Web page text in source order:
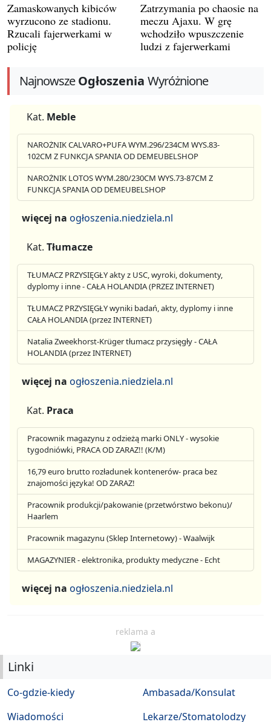
Zamaskowanych kibiców
wyrzucono ze stadionu.
Rzucali fajerwerkami w
policję
Zatrzymania po chaosie na
meczu Ajaxu. W grę
wchodziło wpuszczenie
ludzi z fajerwerkami
NajnowszeOgłoszenia Wyróżnione
Kat. Meble
NAROŻNIK CALVARO+PUFA WYM.296/234CM WYS.83-
102CM Z FUNKCJA SPANIA OD DEMEUBELSHOP
NAROŻNIK LOTOS WYM.280/230CM WYS.73-87CM Z
FUNKCJA SPANIA OD DEMEUBELSHOP
więcej na ogłoszenia.niedziela.nl
Kat. Tłumacze
TŁUMACZ PRZYSIĘGŁY akty z USC, wyroki, dokumenty,
dyplomy i inne - CAŁA HOLANDIA (PRZEZ INTERNET)
TŁUMACZ PRZYSIĘGŁY wyniki badań, akty, dyplomy i inne
CAŁA HOLANDIA (przez INTERNET)
Natalia Zweekhorst-Krüger tłumacz przysięgły - CAŁA
HOLANDIA (przez INTERNET)
więcej na ogłoszenia.niedziela.nl
Kat. Praca
Pracownik magazynu z odzieżą marki ONLY - wysokie
tygodniówki, PRACA OD ZARAZ!! (K/M)
16,79 euro brutto rozładunek kontenerów- praca bez
znajomości języka! OD ZARAZ!
Pracownik produkcji/pakowanie (przetwórstwo bekonu)/
Haarlem
Pracownik magazynu (Sklep Internetowy) - Waalwijk
MAGAZYNIER - elektronika, produkty medyczne - Echt
więcej na ogłoszenia.niedziela.nl
reklama a
Linki
Co-gdzie-kiedy
Wiadomości
Ambasada/Konsulat
Lekarze/Stomatolodzy